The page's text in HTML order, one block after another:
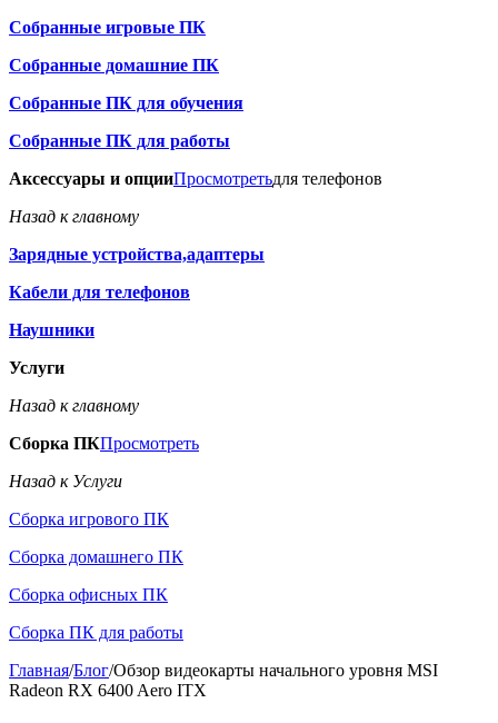
Собранные игровые ПК
Собранные домашние ПК
Собранные ПК для обучения
Собранные ПК для работы
Аксессуары и опцииПросмотретьдля телефонов
Назад к главному
Зарядные устройства,адаптеры
Кабели для телефонов
Наушники
Услуги
Назад к главному
Сборка ПКПросмотреть
Назад к Услуги
Сборка игрового ПК
Сборка домашнего ПК
Сборка офисных ПК
Сборка ПК для работы
Главная/Блог/Обзор видеокарты начального уровня MSI
Radeon RX 6400 Aero ITX